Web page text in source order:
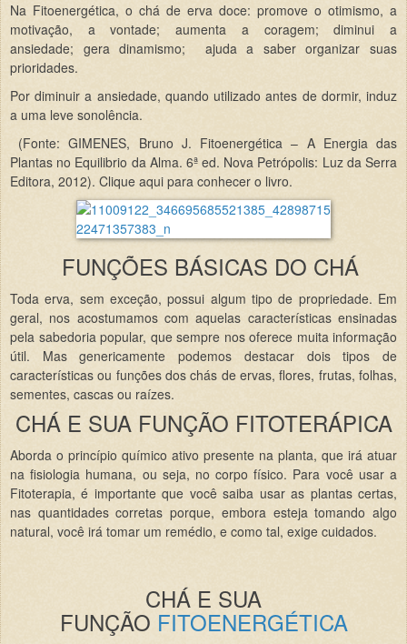
Na Fitoenergética, o chá de erva doce: promove o otimismo, a
motivação, a vontade; aumenta a coragem; diminui a
ansiedade; gera dinamismo; ajuda a saber organizar suas
prioridades.
Por diminuir a ansiedade, quando utilizado antes de dormir, induz
a uma leve sonolência.
(Fonte: GIMENES, Bruno J. Fitoenergética – A Energia das
Plantas no Equilibrio da Alma. 6ª ed. Nova Petrópolis: Luz da Serra
Editora, 2012). Clique aqui para conhecer o livro.
FUNÇÕES BÁSICAS DO CHÁ
Toda erva, sem exceção, possui algum tipo de propriedade. Em
geral, nos acostumamos com aquelas características ensinadas
pela sabedoria popular, que sempre nos oferece muita informação
útil. Mas genericamente podemos destacar dois tipos de
características ou funções dos chás de ervas, flores, frutas, folhas,
sementes, cascas ou raízes.
CHÁ E SUA FUNÇÃO FITOTERÁPICA
Aborda o princípio químico ativo presente na planta, que irá atuar
na fisiologia humana, ou seja, no corpo físico. Para você usar a
Fitoterapia, é importante que você saiba usar as plantas certas,
nas quantidades corretas porque, embora esteja tomando algo
natural, você irá tomar um remédio, e como tal, exige cuidados.
CHÁ E SUA
FUNÇÃO FITOENERGÉTICA